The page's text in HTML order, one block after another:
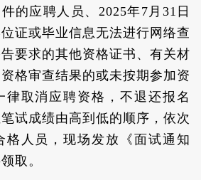
的应聘人员、2025年7月31日
证或毕业信息无法进行网络查
要求的其他资格证书、有关材
格审查结果的或未按期参加资
律取消应聘资格，不退还报名
试成绩由高到低的顺序，依次
格人员，现场发放《面试通知
取。